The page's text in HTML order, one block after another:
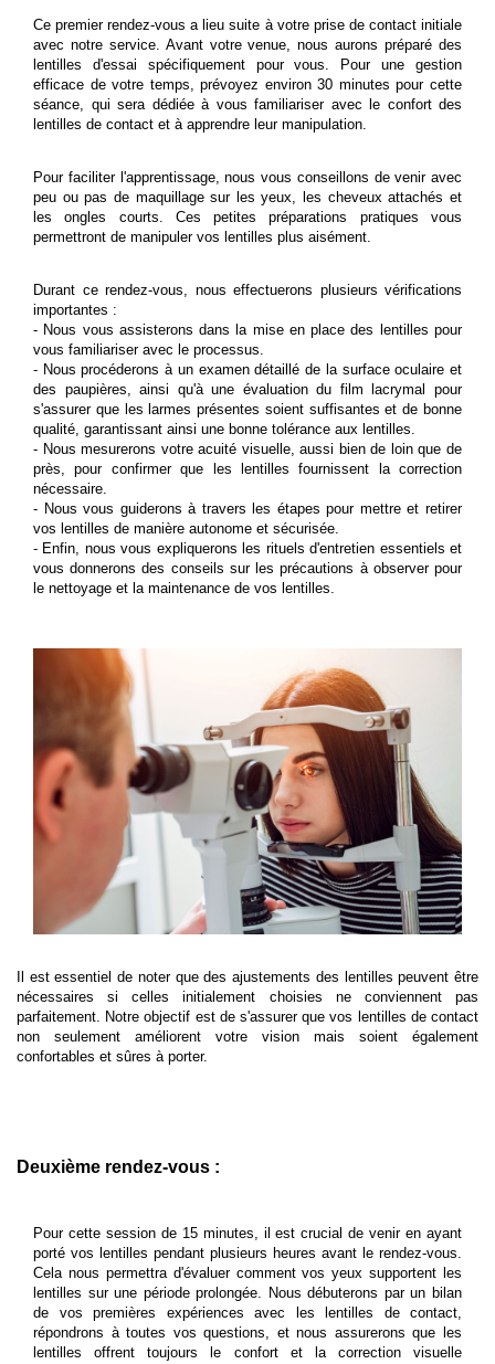
Ce premier rendez-vous a lieu suite à votre prise de contact initiale
avec notre service. Avant votre venue, nous aurons préparé des
lentilles d'essai spécifiquement pour vous. Pour une gestion
efficace de votre temps, prévoyez environ 30 minutes pour cette
séance, qui sera dédiée à vous familiariser avec le confort des
lentilles de contact et à apprendre leur manipulation.
Pour faciliter l'apprentissage, nous vous conseillons de venir avec
peu ou pas de maquillage sur les yeux, les cheveux attachés et
les ongles courts. Ces petites préparations pratiques vous
permettront de manipuler vos lentilles plus aisément.
Durant ce rendez-vous, nous effectuerons plusieurs vérifications
importantes :
- Nous vous assisterons dans la mise en place des lentilles pour
vous familiariser avec le processus.
- Nous procéderons à un examen détaillé de la surface oculaire et
des paupières, ainsi qu'à une évaluation du film lacrymal pour
s'assurer que les larmes présentes soient suffisantes et de bonne
qualité, garantissant ainsi une bonne tolérance aux lentilles.
- Nous mesurerons votre acuité visuelle, aussi bien de loin que de
près, pour confirmer que les lentilles fournissent la correction
nécessaire.
- Nous vous guiderons à travers les étapes pour mettre et retirer
vos lentilles de manière autonome et sécurisée.
- Enfin, nous vous expliquerons les rituels d'entretien essentiels et
vous donnerons des conseils sur les précautions à observer pour
le nettoyage et la maintenance de vos lentilles.
Il est essentiel de noter que des ajustements des lentilles peuvent être
nécessaires si celles initialement choisies ne conviennent pas
parfaitement. Notre objectif est de s'assurer que vos lentilles de contact
non seulement améliorent votre vision mais soient également
confortables et sûres à porter.
Deuxième rendez-vous :
Pour cette session de 15 minutes, il est crucial de venir en ayant
porté vos lentilles pendant plusieurs heures avant le rendez-vous.
Cela nous permettra d'évaluer comment vos yeux supportent les
lentilles sur une période prolongée. Nous débuterons par un bilan
de vos premières expériences avec les lentilles de contact,
répondrons à toutes vos questions, et nous assurerons que les
lentilles offrent toujours le confort et la correction visuelle